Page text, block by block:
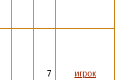
7 игрок